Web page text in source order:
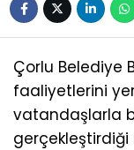
Çorlu Belediye
faaliyetlerini
vatandaşlarla
gerçekleştirdiği